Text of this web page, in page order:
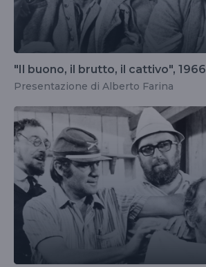
"Il buono, il brutto, il cattivo", 1966
Presentazione di Alberto Farina